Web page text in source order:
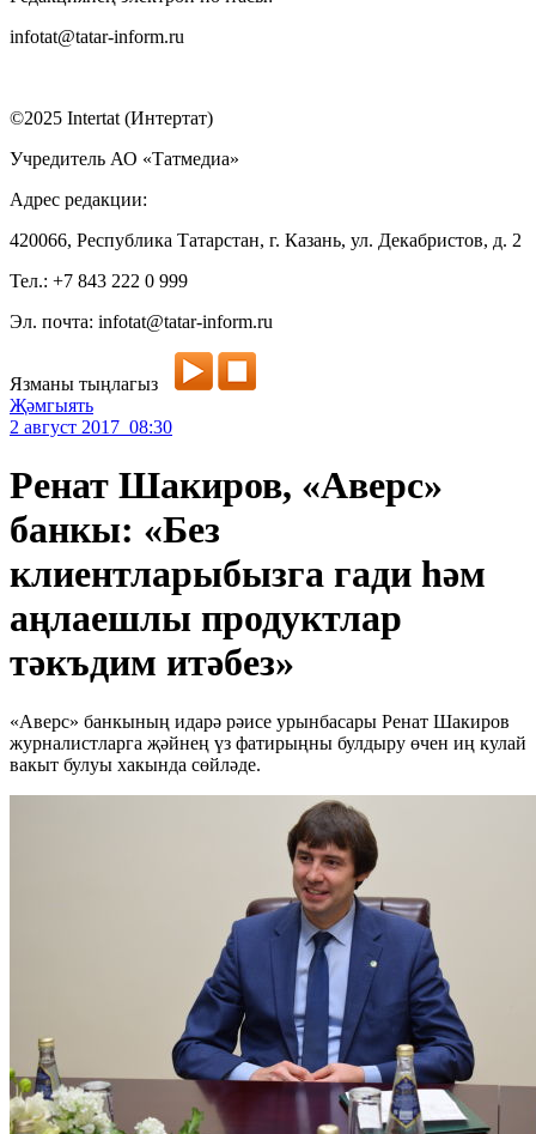
infotat@tatar-inform.ru
©2025 Intertat (Интертат)
Учредитель АО «Татмедиа»
Адрес редакции:
420066, Республика Татарстан, г. Казань, ул. Декабристов, д. 2
Тел.: +7 843 222 0 999
Эл. почта: infotat@tatar-inform.ru
Язманы тыңлагыз
Җәмгыять
2 август 2017 08:30
Ренат Шакиров, «Аверс»
банкы: «Без
клиентларыбызга гади һәм
аңлаешлы продуктлар
тәкъдим итәбез»
«Аверс» банкының идарә рәисе урынбасары Ренат Шакиров
журналистларга җәйнең үз фатирыңны булдыру өчен иң кулай
вакыт булуы хакында сөйләде.